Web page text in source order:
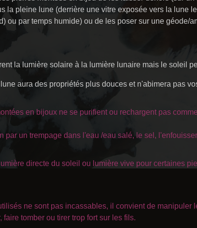
la pleine lune (derrière une vitre exposée vers la lune
ou par temps humide) ou de les poser sur une géode/
la lumière solaire à la lumière lunaire mais le soleil
aura des propriétés plus douces et n'abimera pas
en bijoux ne se purifient ou rechargent pas
par un trempage dans l'eau /eau salé, le sel,
directe du soleil ou lumière vive pour certaines
ne sont pas incassables, il convient de manipuler
faire tomber ou tirer trop fort sur les fils.